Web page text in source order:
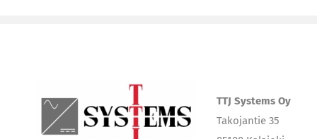
TTJ Systems Oy
Takojantie 35